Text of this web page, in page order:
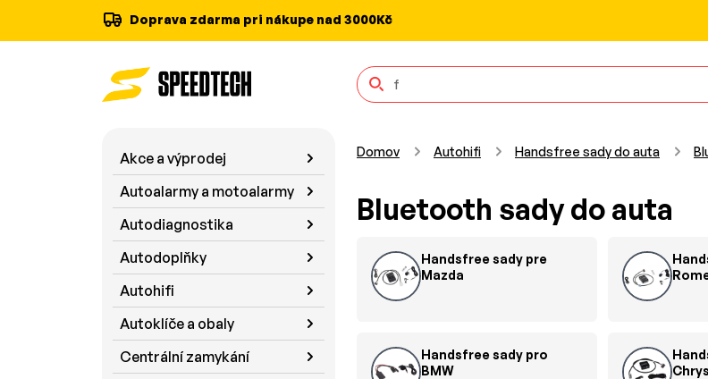
Doprava zdarma pri nákupe nad 3000Kč
Akce a výprodej
Autoalarmy a motoalarmy
Autodiagnostika
Autodoplňky
Autohifi
Autoklíče a obaly
Centrální zamykání
Domov Autohifi Handsfree sady do auta
Bluetooth sady do auta
Handsfree sady pre
Mazda
Handsfree sady pro
BMW